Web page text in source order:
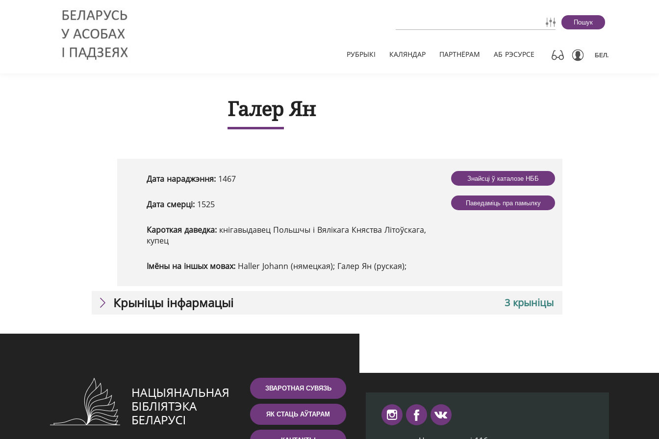
Пошук
РУБРЫКІ КАЛЯНДАР ПАРТНЁРАМ АБ РЭСУРСЕ БЕЛ.
Галер Ян
Дата нараджэння: 1467
Дата смерці: 1525
Кароткая даведка: кнігавыдавец Польшчы і Вялікага Княства Літоўскага,
купец
Імёны на іншых мовах: Haller Johann (нямецкая); Галер Ян (руская);
Знайсці ў каталозе НББ
Паведаміць пра памылку
3 крыніцы
Крыніцы інфармацыі
ЗВАРОТНАЯ СУВЯЗЬ
ЯК СТАЦЬ АЎТАРАМ